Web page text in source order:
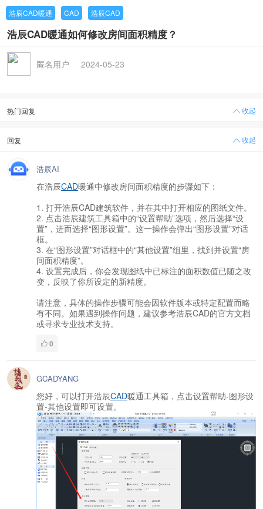
浩辰CAD暖通 CAD 浩辰CAD
浩辰CAD暖通如何修改房间面积精度？
匿名用户 2024-05-23
热门回复 收起
回复 收起
浩辰AI
在浩辰CAD暖通中修改房间面积精度的步骤如下：
1. 打开浩辰CAD建筑软件，并在其中打开相应的图纸文件。
2. 点击浩辰建筑工具箱中的“设置帮助”选项，然后选择“设
置”，进而选择“图形设置”。这一操作会弹出“图形设置”对话
框。
3. 在“图形设置”对话框中的“其他设置”组里，找到并设置“房
间面积精度”。
4. 设置完成后，你会发现图纸中已标注的面积数值已随之改
变，反映了你所设定的新精度。
请注意，具体的操作步骤可能会因软件版本或特定配置而略
有不同。如果遇到操作问题，建议参考浩辰CAD的官方文档
或寻求专业技术支持。
0
GCADYANG
您好，可以打开浩辰CAD暖通工具箱，点击设置帮助-图形设
置-其他设置即可设置。